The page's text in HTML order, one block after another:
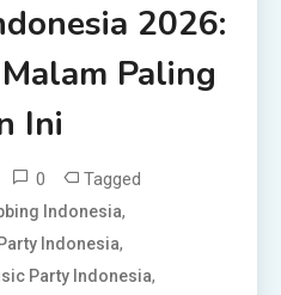
2026:
Paling
Ini
0 Tagged
Indonesia,
Indonesia,
Party Indonesia,